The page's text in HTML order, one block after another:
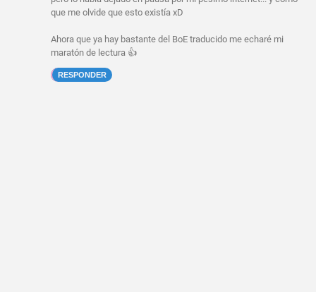
que me olvide que esto existía xD
Ahora que ya hay bastante del BoE traducido me echaré mi
maratón de lectura 👍
RESPONDER